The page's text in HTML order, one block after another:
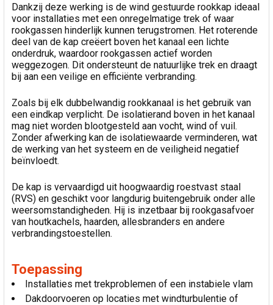
Dankzij deze werking is de wind gestuurde rookkap ideaal
voor installaties met een onregelmatige trek of waar
rookgassen hinderlijk kunnen terugstromen. Het roterende
deel van de kap creëert boven het kanaal een lichte
onderdruk, waardoor rookgassen actief worden
weggezogen. Dit ondersteunt de natuurlijke trek en draagt
bij aan een veilige en efficiënte verbranding.
Zoals bij elk dubbelwandig rookkanaal is het gebruik van
een eindkap verplicht. De isolatierand boven in het kanaal
mag niet worden blootgesteld aan vocht, wind of vuil.
Zonder afwerking kan de isolatiewaarde verminderen, wat
de werking van het systeem en de veiligheid negatief
beïnvloedt.
De kap is vervaardigd uit hoogwaardig roestvast staal
(RVS) en geschikt voor langdurig buitengebruik onder alle
weersomstandigheden. Hij is inzetbaar bij rookgasafvoer
van houtkachels, haarden, allesbranders en andere
verbrandingstoestellen.
Toepassing
Installaties met trekproblemen of een instabiele vlam
Dakdoorvoeren op locaties met windturbulentie of